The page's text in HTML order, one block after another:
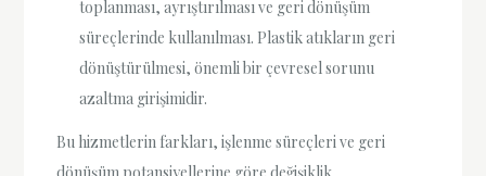
toplanması, ayrıştırılması ve geri dönüşüm
süreçlerinde kullanılması. Plastik atıkların geri
dönüştürülmesi, önemli bir çevresel sorunu
azaltma girişimidir.
Bu hizmetlerin farkları, işlenme süreçleri ve geri
dönüşüm potansiyellerine göre değişiklik